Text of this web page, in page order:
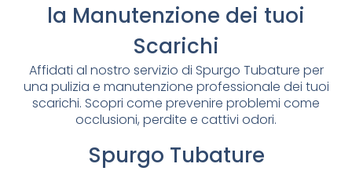
la Manutenzione dei tuoi
Scarichi
Affidati al nostro servizio di Spurgo Tubature per
una pulizia e manutenzione professionale dei tuoi
scarichi. Scopri come prevenire problemi come
occlusioni, perdite e cattivi odori.
Spurgo Tubature